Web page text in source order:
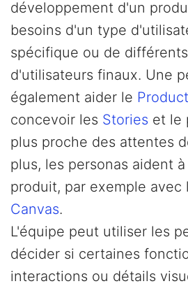
développement d'un
besoins d'un type
spécifique ou de
d'utilisateurs finaux. Une
également aider le
concevoir les Stories et le
plus proche des attentes
plus, les personas aident
produit, par exemple avec
Canvas.
L'équipe peut utiliser les
décider si certaines
interactions ou détails